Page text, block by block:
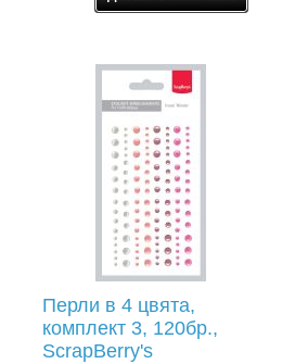
Перли в 4 цвята,
комплект 3, 120бр.,
ScrapBerry's